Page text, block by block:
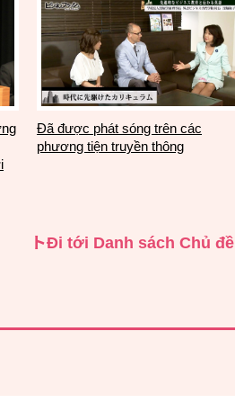
Đã được phát sóng trên các
phương tiện truyền thông
トĐi tới Danh sách Chủ đề